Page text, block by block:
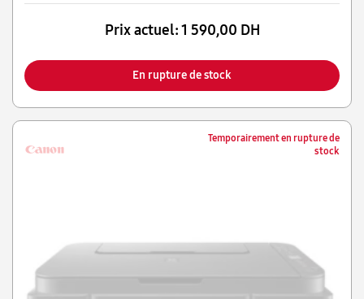
Prix actuel:1 590,00 DH
En rupture de stock
Temporairement en rupture de
stock